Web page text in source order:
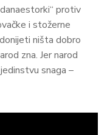
protiv
i stožerne
ništa dobro
zna. Jer narod
snaga –